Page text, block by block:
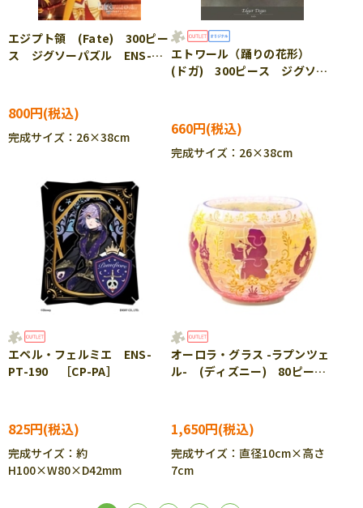
エジプト領 (Fate) 300ピー
ス ジグソーパズル ENS-
800円
完成サイズ：26×38cm
エトワール（踊りの花形）
(ドガ) 300ピース ジグソー
660円
完成サイズ：26×38cm
エペル・フェルミエ ENS-
PT-190 ［CP-PA］
825円
完成サイズ：約
H100×W80×D42mm
オーロラ・グラス -ラプンツェ
ル- (ディズニー) 80ピー
1,650円
完成サイズ：直径10cm×高さ
7cm